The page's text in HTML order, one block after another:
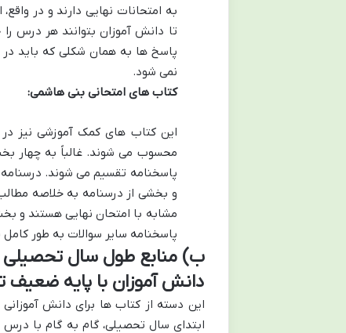
به امتحانات نهایی دارند و در
تا دانش آموزان بتوانند هر درس
پاسخ ها به همان شکلی که باید در
نمی شود.
کتاب های امتحانی بنی هاشمی:
این کتاب های کمک آموزشی نیز
محسوب می شوند. غالباً به چهار
پاسخنامه تقسیم می شوند.
و بخشی از درسنامه به خلاصه
مشابه با امتحان نهایی هستند و
پاسخنامه سایر سوالات به طور
ب) منابع طول سال تحصیلی
دانش آموزان با پایه ضعیف
این دسته از کتاب ها برای دانش
ابتدای سال تحصیلی، گام به گام با